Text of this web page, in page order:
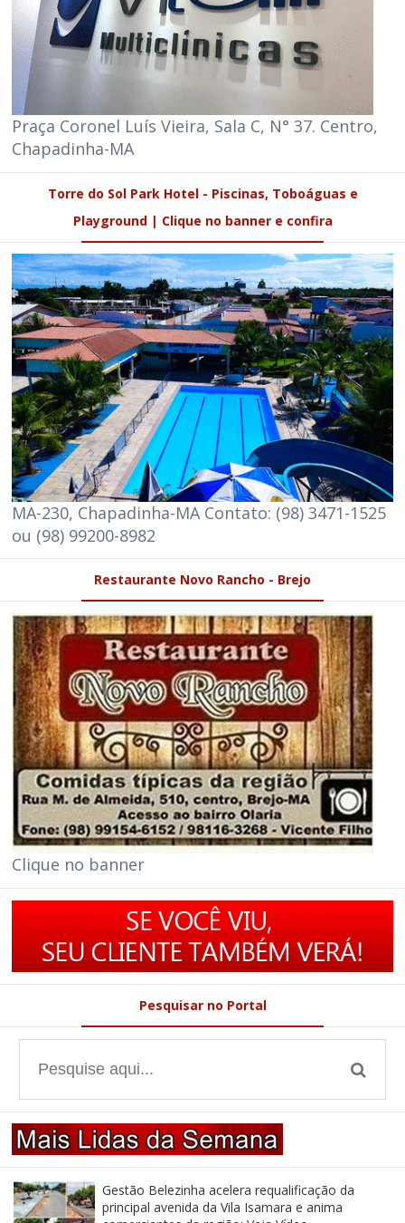
Praça Coronel Luís Vieira, Sala C, N° 37. Centro,
Chapadinha-MA
Torre do Sol Park Hotel - Piscinas, Toboáguas e
Playground | Clique no banner e confira
MA-230, Chapadinha-MA Contato: (98) 3471-1525
ou (98) 99200-8982
Restaurante Novo Rancho - Brejo
Clique no banner
Pesquisar no Portal
Gestão Belezinha acelera requalificação da
principal avenida da Vila Isamara e anima